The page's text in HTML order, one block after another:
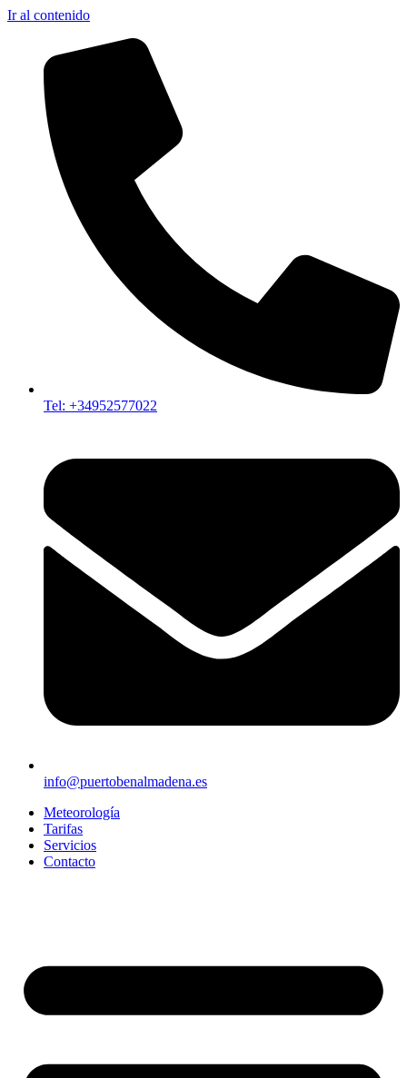
Ir al contenido
Tel: +34952577022
info@puertobenalmadena.es
Meteorología
Tarifas
Servicios
Contacto